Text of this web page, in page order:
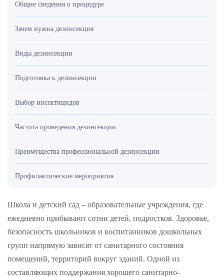
Общие сведения о процедуре
Зачем нужна дезинсекция
Виды дезинсекции
Подготовка к дезинсекции
Выбор инсектицидов
Частота проведения дезинсекции
Преимущества профессиональной дезинсекции
Профилактические мероприятия
Школа и детский сад – образовательные учреждения, где
ежедневно прибывают сотни детей, подростков. Здоровье,
безопасность школьников и воспитанников дошкольных
групп напрямую зависят от санитарного состояния
помещений, территорий вокруг зданий. Одной из
составляющих поддержания хорошего санитарно-